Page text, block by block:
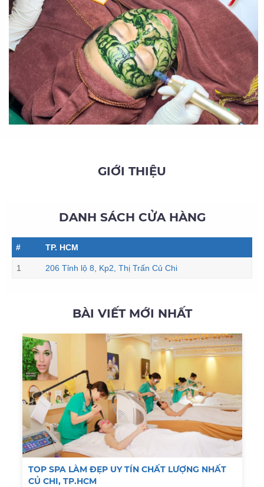
GIỚI THIỆU
DANH SÁCH CỬA HÀNG
# TP. HCM
1 206 Tỉnh lộ 8, Kp2, Thị Trấn Củ Chi
BÀI VIẾT MỚI NHẤT
TOP SPA LÀM ĐẸP UY TÍN CHẤT LƯỢNG NHẤT
CỦ CHI, TP.HCM